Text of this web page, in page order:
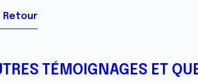
Retour
TÉMOIGNAGES ET